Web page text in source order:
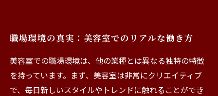
職場環境の真実：美容室でのリアルな働き方
美容室での職場環境は、他の業種とは異なる独特の特徴
を持っています。まず、美容室は非常にクリエイティブ
で、毎日新しいスタイルやトレンドに触れることができ